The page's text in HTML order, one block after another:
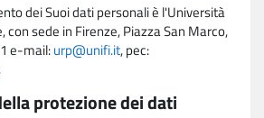
dei Suoi dati personali è l'Università
con sede in Firenze, Piazza San Marco,
e-mail:urp@unifi.it, pec:
.
protezione dei dati